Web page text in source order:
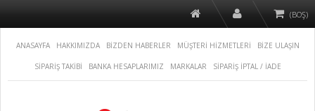
(BOŞ)
ANASAYFA HAKKIMIZDA BİZDEN HABERLER MÜŞTERİ HİZMETLERİ BİZE ULAŞIN
SİPARİŞ TAKİBİ BANKA HESAPLARIMIZ MARKALAR SİPARİŞ İPTAL / İADE